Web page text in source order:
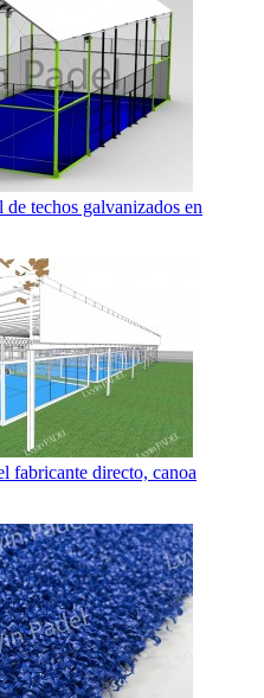
techos galvanizados en
fabricante directo, canoa